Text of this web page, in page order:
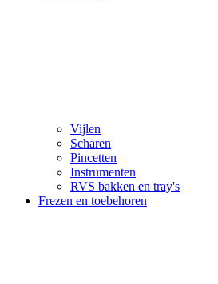
Vijlen
Scharen
Pincetten
Instrumenten
RVS bakken en tray's
Frezen en toebehoren